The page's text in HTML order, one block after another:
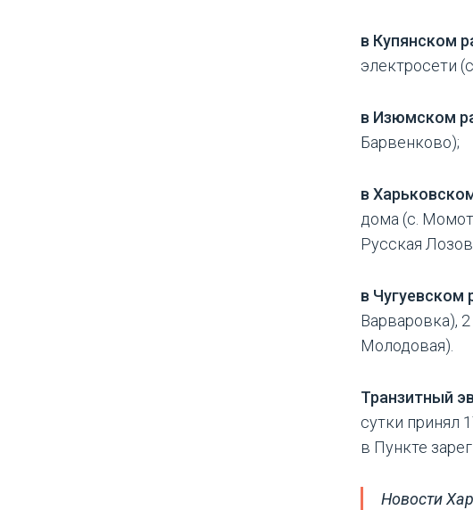
в Купянском
электросети
в Изюмском
Барвенково);
в
дома (с.
Русская
в Чугуевском
Варваровка),
Молодовая).
Транзитный
сутки принял
в Пункте
Новости